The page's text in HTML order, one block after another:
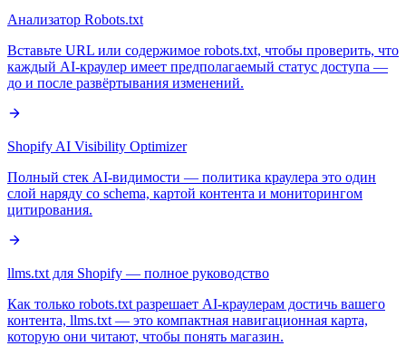
Анализатор Robots.txt
Вставьте URL или содержимое robots.txt, чтобы проверить, что
каждый AI-краулер имеет предполагаемый статус доступа —
до и после развёртывания изменений.
Shopify AI Visibility Optimizer
Полный стек AI-видимости — политика краулера это один
слой наряду со schema, картой контента и мониторингом
цитирования.
llms.txt для Shopify — полное руководство
Как только robots.txt разрешает AI-краулерам достичь вашего
контента, llms.txt — это компактная навигационная карта,
которую они читают, чтобы понять магазин.